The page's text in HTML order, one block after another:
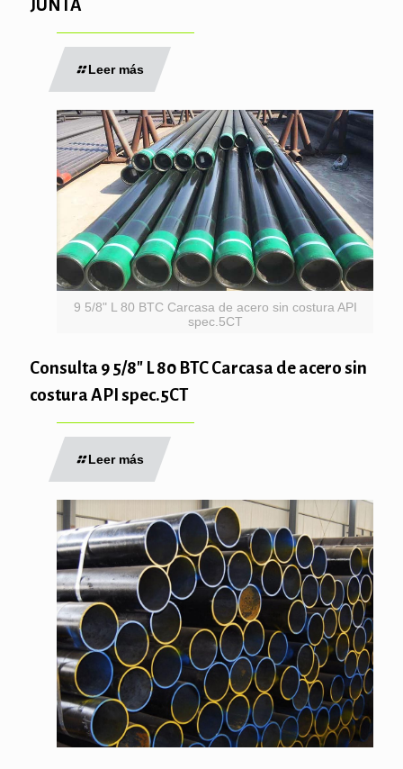
JUNTA
Leer más
9 5/8" L 80 BTC Carcasa de acero sin costura API
spec.5CT
Consulta 9 5/8″ L 80 BTC Carcasa de acero sin
costura API spec.5CT
Leer más